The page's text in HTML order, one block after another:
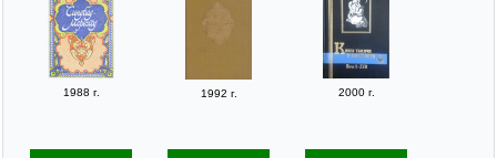
1988 г. 1992 г. 2000 г.